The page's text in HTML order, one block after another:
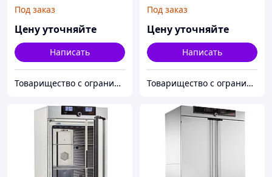
контролем CO2
Под заказ
Цену уточняйте
Написать
Товарищество с ограниченной ответственностью "Alpha Plus"
Под заказ
Цену уточняйте
Написать
Товарищество с ограниченной ответственностью "Alpha Plus"